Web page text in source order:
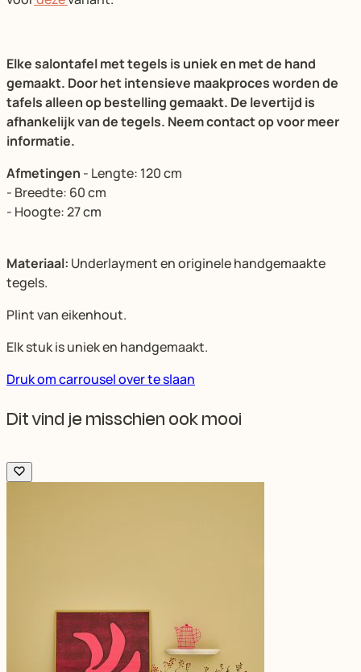
Elke salontafel met tegels is uniek en met de hand
gemaakt. Door het intensieve maakproces worden de
tafels alleen op bestelling gemaakt. De levertijd is
afhankelijk van de tegels. Neem contact op voor meer
informatie.
Afmetingen - Lengte: 120 cm
- Breedte: 60 cm
- Hoogte: 27 cm
Materiaal: Underlayment en originele handgemaakte
tegels.
Plint van eikenhout.
Elk stuk is uniek en handgemaakt.
Druk om carrousel over te slaan
Dit vind je misschien ook mooi